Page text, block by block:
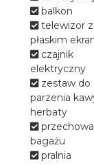
balkon
telewizor z
płaskim
czajnik
elektryczny
zestaw do
parzenia
herbaty
bagażu
pralnia